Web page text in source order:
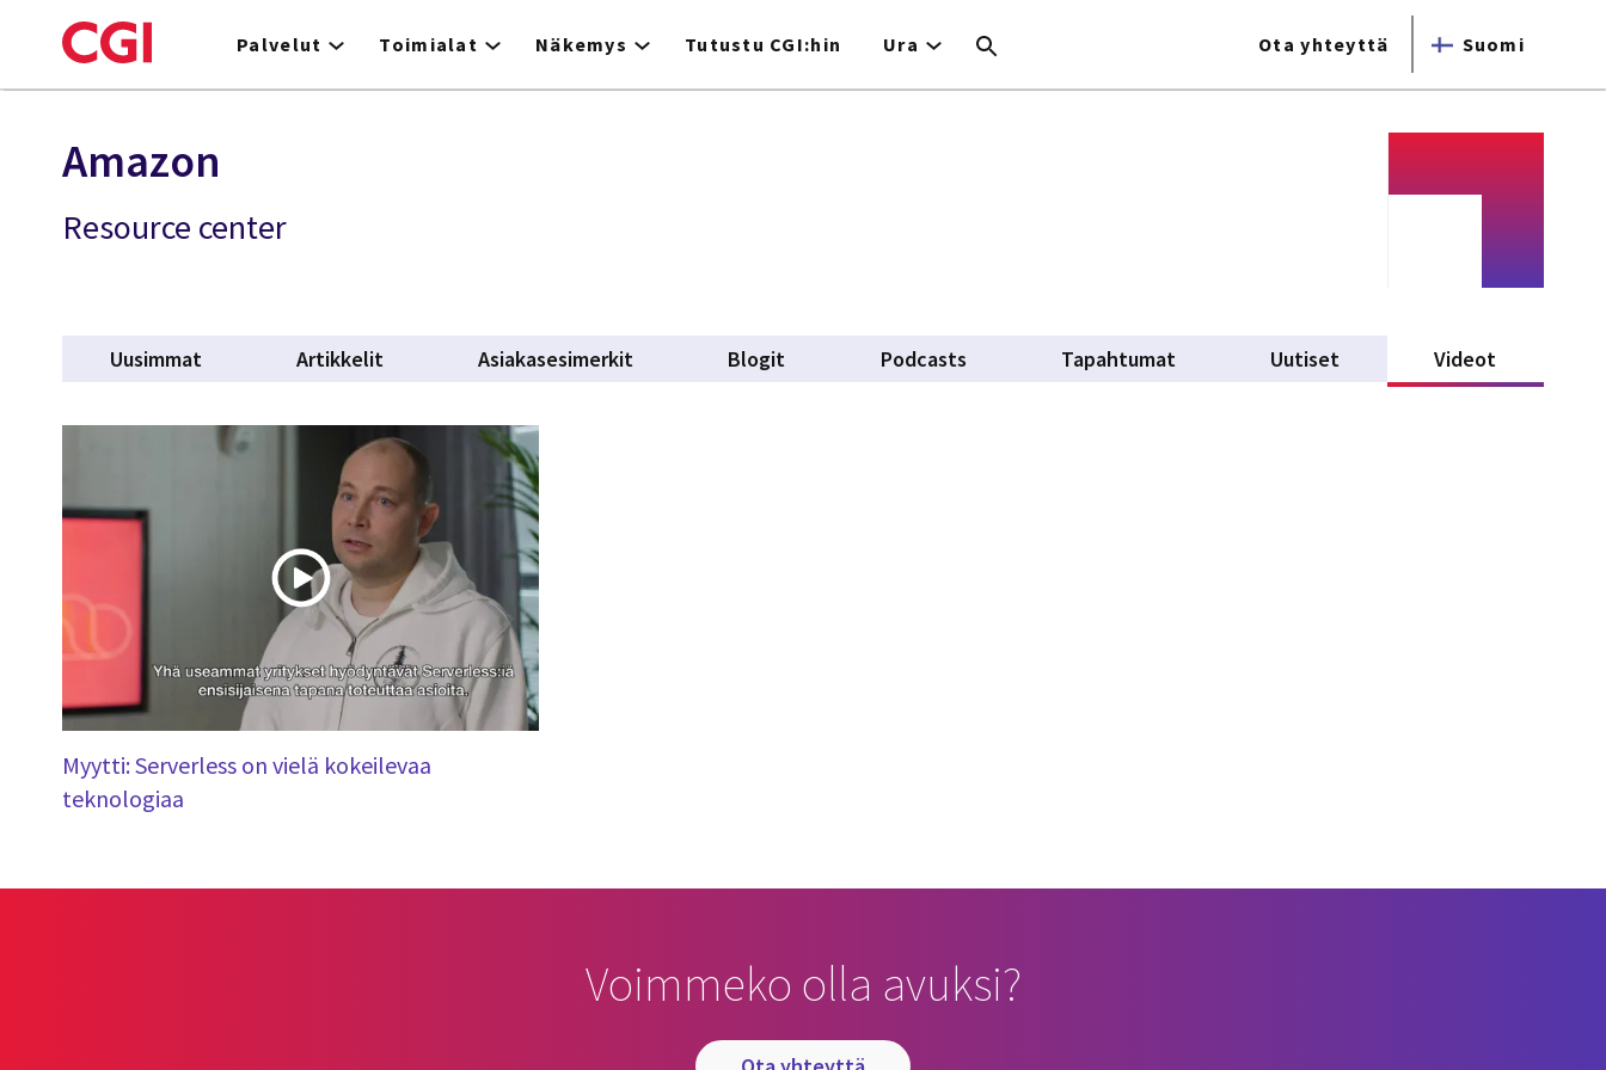
to
Palvelut Toimialat Näkemys Tutustu CGI:hin Ura Ota yhteyttä Suomi
Amazon
Resource center
Uusimmat Artikkelit Asiakasesimerkit Blogit Podcasts Tapahtumat Uutiset Videot
Myytti: Serverless on vielä kokeilevaa
teknologiaa
Voimmeko olla avuksi?